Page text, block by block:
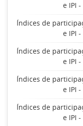
e IPI
Índices de
e IPI
Índices de
e IPI
Índices de
e IPI
Índices de
e IPI